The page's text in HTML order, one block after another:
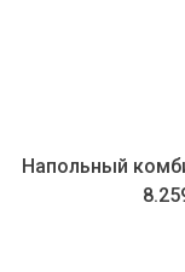
Напольный